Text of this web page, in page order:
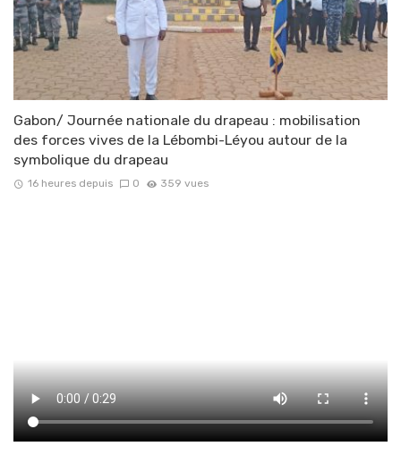
Gabon/ Journée nationale du drapeau : mobilisation
des forces vives de la Lébombi-Léyou autour de la
symbolique du drapeau
16 heures depuis 0 359 vues